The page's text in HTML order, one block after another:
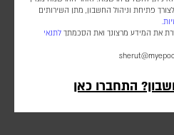
פתיחת וניהול החשבון, מתן השירותים
את המידע מרצונך ואת הסכמתך לתנאי
התחברו כאן